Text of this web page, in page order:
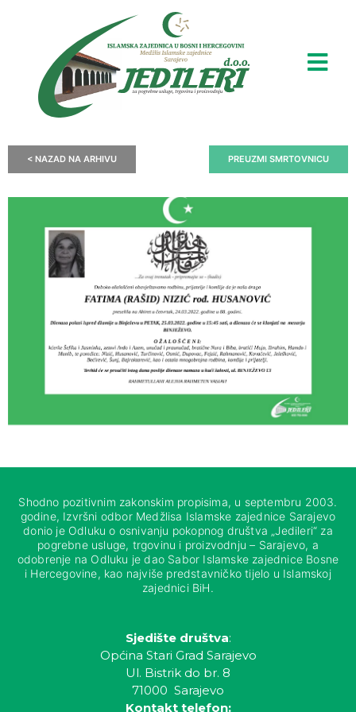
< NAZAD NA ARHIVU PREUZMI SMRTOVNICU
Shodno pozitivnim zakonskim propisima, u septembru 2003.
godine, Izvršni odbor Medžlisa Islamske zajednice Sarajevo
donio je Odluku o osnivanju pokopnog društva „Jedileri“ za
pogrebne usluge, trgovinu i proizvodnju – Sarajevo, a
odobrenje na Odluku je dao Sabor Islamske zajednice Bosne
i Hercegovine, kao najviše predstavničko tijelo u Islamskoj
zajednici BiH.
Sjedište društva:
Općina Stari Grad Sarajevo
Ul. Bistrik do br. 8
71000 Sarajevo
Kontakt telefon: